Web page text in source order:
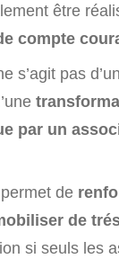
être
compte
s’agit pas
par un
de
de
si seuls les